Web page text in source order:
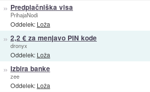
» Predplačniška visa
PrihajaNodi
Oddelek: Loža
» 2,2 € za menjavo PIN kode
dronyx
Oddelek: Loža
» Izbira banke
zee
Oddelek: Loža